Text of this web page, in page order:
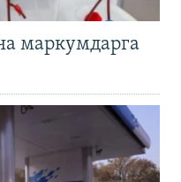
маркумдарга